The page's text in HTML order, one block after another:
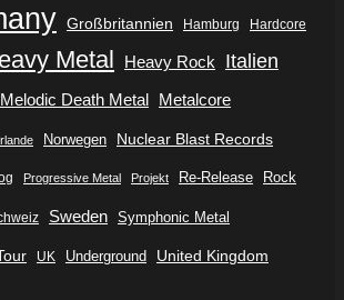
Großbritannien Hamburg Hardcore
Metal Heavy Rock Italien
Melodic Death Metal Metalcore
Norwegen Nuclear Blast Records
Progressive Metal Projekt Re-Release Rock
Sweden Symphonic Metal
UK Underground United Kingdom